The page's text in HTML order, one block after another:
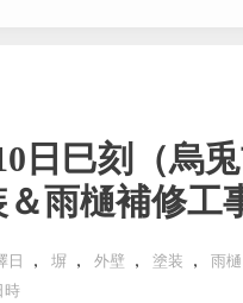
日巳刻（烏
雨樋補修工
日 , 塀 , 外壁 , 塗装 , 雨樋
時